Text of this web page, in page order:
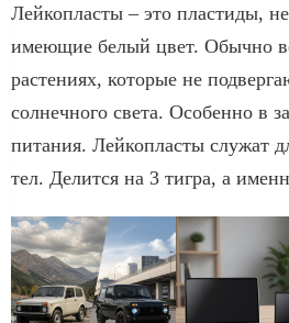
Лейкопласты – это пластиды,
имеющие белый цвет. Обычно
растениях, которые не
солнечного света. Особенно в
питания. Лейкопласты служат
тел. Делится на 3 тигра, а